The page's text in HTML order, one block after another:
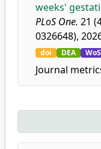
weeks'
PLoS One. 21
0326648),
doi DEA WoS
Journal